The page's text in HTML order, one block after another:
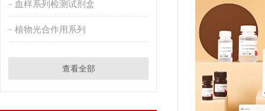
血样系列检测试剂盒
植物光合作用系列
查看全部